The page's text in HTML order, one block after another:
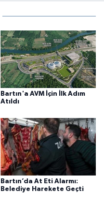
Bartın'a AVM İçin İlk Adım
Atıldı
Bartın’da At Eti Alarmı:
Belediye Harekete Geçti